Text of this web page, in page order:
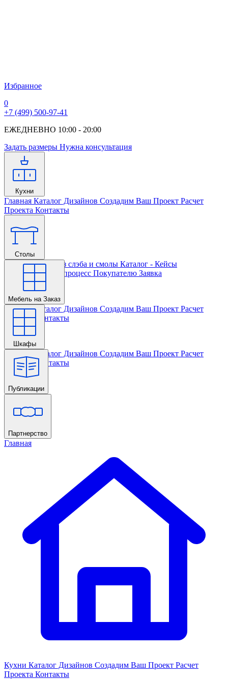
Избранное
0
+7 (499) 500-97-41
ЕЖЕДНЕВНО 10:00 - 20:00
Задать размеры Нужна консультация
Кухни
Главная Каталог Дизайнов Создадим Ваш Проект Расчет
Проекта Контакты
Столы
Главная Столы из слэба и смолы Каталог - Кейсы
Кастомизации и процесс Покупателю Заявка
Мебель на Заказ
Главная Каталог Дизайнов Создадим Ваш Проект Расчет
Проекта
Контакты
Шкафы
Главная Каталог Дизайнов Создадим Ваш Проект Расчет
Проекта Контакты
Публикации
Главная
Партнерство
Главная
Кухни Каталог Дизайнов Создадим Ваш Проект Расчет
Проекта Контакты